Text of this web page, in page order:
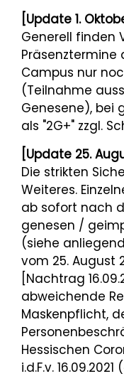
[Update 1.
Generell finden
Campus nur
(Teilnahme
Genesene), bei
als "2G+" zzgl.
[Update 25.
Die strikten
Weiteres.
ab sofort nach
genesen /
(siehe
vom 25. August
[Nachtrag
abweichende
Maskenpflicht,
Hessischen
i.d.F.v.